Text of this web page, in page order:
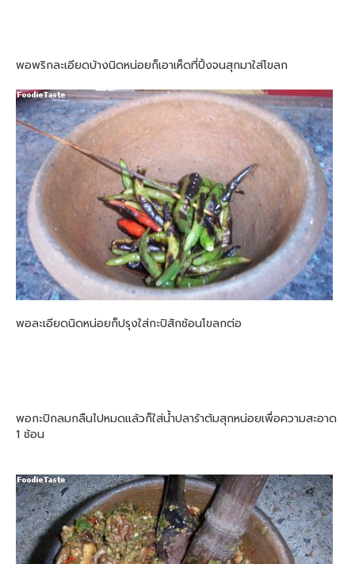
พอพริกละเอียดบ้างนิดหน่อยก็เอาเห็ดที่ปิ้งจนสุกมาใส่โขลก
พอละเอียดนิดหน่อยก็ปรุงใส่กะปิสักช้อนโขลกต่อ
พอกะปิกลมกลืนไปหมดแล้วก็ใส่น้ำปลาร้าต้มสุกหน่อยเพื่อความสะอาด
1 ช้อน